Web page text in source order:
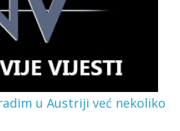
u Austriji već nekoliko